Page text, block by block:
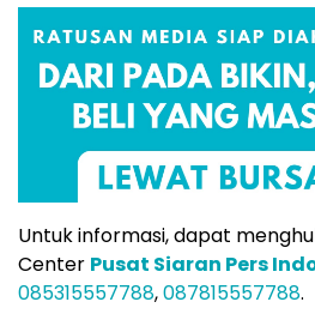
Untuk informasi, dapat
Center Pusat Siaran Pers
085315557788,087815557788.